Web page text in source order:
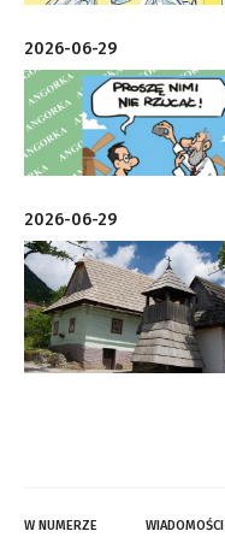
2026-06-29
2026-06-29
W NUMERZE WIADOMOŚCI